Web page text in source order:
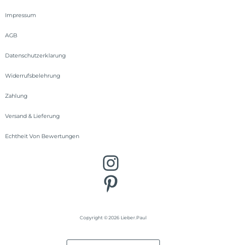
Impressum
AGB
Datenschutzerklarung
Widerrufsbelehrung
Zahlung
Versand & Lieferung
Echtheit Von Bewertungen
Copyright © 2026 Lieber.Paul